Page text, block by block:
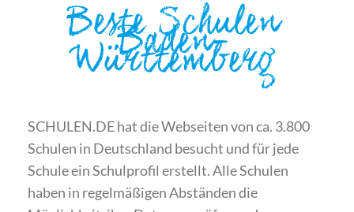
Beste Schulen
Baden-
Württemberg
SCHULEN.DE hat die Webseiten von ca. 3.800
Schulen in Deutschland besucht und für jede
Schule ein Schulprofil erstellt. Alle Schulen
haben in regelmäßigen Abständen die